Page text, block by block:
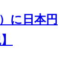
に日本円